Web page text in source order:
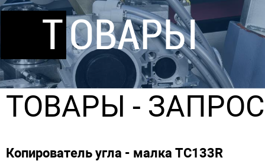
ТОВАРЫ
ТОВАРЫ -
Копирователь угла - малка TC133R